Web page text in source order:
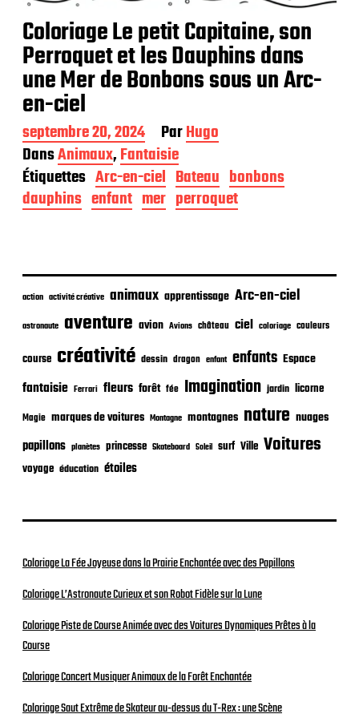
Coloriage Le petit Capitaine, son
Perroquet et les Dauphins dans
une Mer de Bonbons sous un Arc-
en-ciel
D
a
t
e
d
e
l
i
a
i
n
septembre 20, 2024 ParHugo
DansAnimaux,Fantaisie
Étiquettes Arc-en-ciel Bateau bonbons
dauphins enfant mer perroquet
action activité créative animaux apprentissage Arc-en-ciel
astronaute aventure avion Avions château ciel coloriage couleurs
course créativité dessin dragon enfant enfants Espace
fantaisie Ferrari fleurs forêt fée Imagination jardin licorne
Magie marques de voitures Montagne montagnes nature nuages
papillons planètes princesse Skateboard Soleil surf Ville Voitures
voyage éducation étoiles
Coloriage La Fée Joyeuse dans la Prairie Enchantée avec des Papillons
Coloriage L’Astronaute Curieux et son Robot Fidèle sur la Lune
Coloriage Piste de Course Animée avec des Voitures Dynamiques Prêtes à la
Course
Coloriage Concert Musiquer Animaux de la Forêt Enchantée
Coloriage Saut Extrême de Skateur au-dessus du T-Rex : une Scène